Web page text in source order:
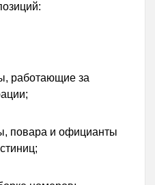
работающие за
повара и официанты